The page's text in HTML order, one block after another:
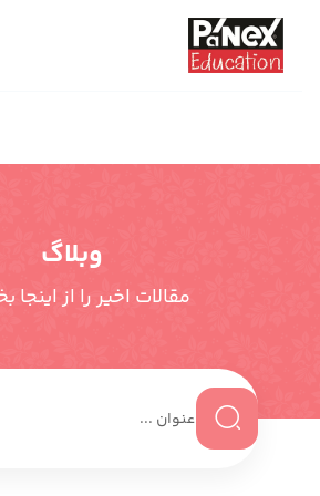
وبلاگ
مقالات اخیر را از اینجا